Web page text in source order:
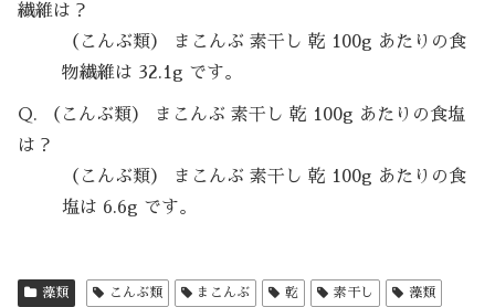
繊維は？
（こんぶ類） まこんぶ 素干し 乾 100g あたりの食
物繊維は 32.1g です。
Q. （こんぶ類） まこんぶ 素干し 乾 100g あたりの食塩
は？
（こんぶ類） まこんぶ 素干し 乾 100g あたりの食
塩は 6.6g です。
藻類 こんぶ類 まこんぶ 乾 素干し 藻類